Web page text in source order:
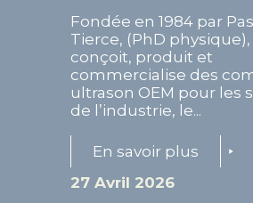
Fondée en 1984 par
Tierce, (PhD physique),
conçoit, produit et
commercialise des
ultrason OEM pour les
de l’industrie, le...
En savoir plus
27 Avril 2026